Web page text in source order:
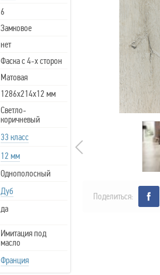
6
Замковое
нет
Фаска с 4-х сторон
Матовая
1286х214х12 мм
Светло-
коричневый
33 класс
12 мм
Однополосный
Дуб
да
Имитация под
масло
Франция
Поделиться: